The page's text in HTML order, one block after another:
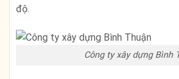
độ.
Công ty xây dựng Bình